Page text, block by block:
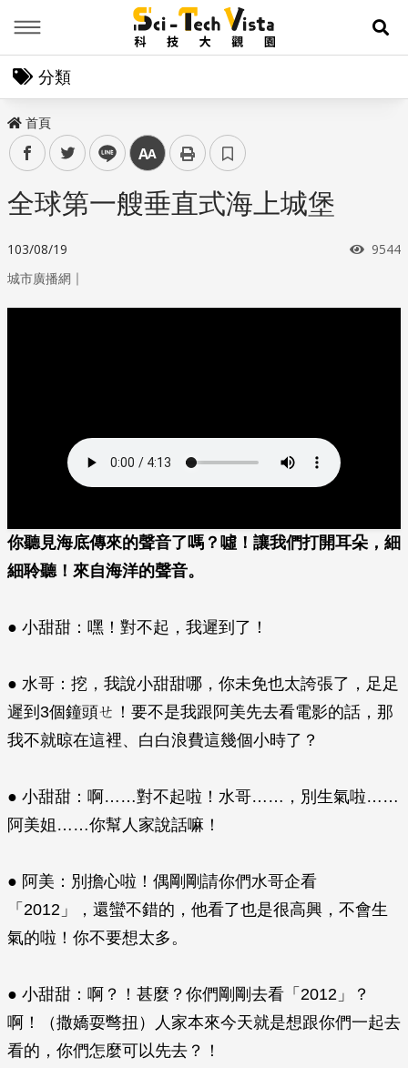
展
分類
首頁
facebooktwitter line 中
全球第一艘垂直式海上城堡
103/08/19 瀏覽
9544
城市廣播網 ｜
你聽見海底傳來的聲音了嗎？噓！讓我們打開耳朵，細
細聆聽！來自海洋的聲音。
● 小甜甜：嘿！對不起，我遲到了！
● 水哥：挖，我說小甜甜哪，你未免也太誇張了，足足
遲到3個鐘頭ㄝ！要不是我跟阿美先去看電影的話，那
我不就晾在這裡、白白浪費這幾個小時了？
● 小甜甜：啊……對不起啦！水哥……，別生氣啦……
阿美姐……你幫人家說話嘛！
● 阿美：別擔心啦！偶剛剛請你們水哥企看
「2012」，還蠻不錯的，他看了也是很高興，不會生
氣的啦！你不要想太多。
● 小甜甜：啊？！甚麼？你們剛剛去看「2012」？
啊！（撒嬌耍彆扭）人家本來今天就是想跟你們一起去
看的，你們怎麼可以先去？！